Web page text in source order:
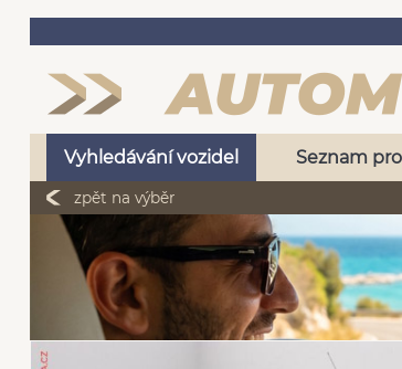
Vyhledávání vozidel Seznam
zpět na výběr